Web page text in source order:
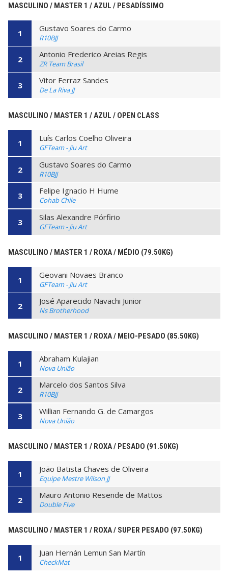
MASCULINO / MASTER 1 / AZUL / PESADÍSSIMO
1 Gustavo Soares do Carmo
R10BJJ
2 Antonio Frederico Areias Regis
ZR Team Brasil
3 Vitor Ferraz Sandes
De La Riva JJ
MASCULINO / MASTER 1 / AZUL / OPEN CLASS
1 Luís Carlos Coelho Oliveira
GFTeam - Jiu Art
2 Gustavo Soares do Carmo
R10BJJ
3 Felipe Ignacio H Hume
Cohab Chile
3 Silas Alexandre Pórfirio
GFTeam - Jiu Art
MASCULINO / MASTER 1 / ROXA / MÉDIO (79.50KG)
1 Geovani Novaes Branco
GFTeam - Jiu Art
2 José Aparecido Navachi Junior
Ns Brotherhood
MASCULINO / MASTER 1 / ROXA / MEIO-PESADO (85.50KG)
1 Abraham Kulajian
Nova União
2 Marcelo dos Santos Silva
R10BJJ
3 Willian Fernando G. de Camargos
Nova União
MASCULINO / MASTER 1 / ROXA / PESADO (91.50KG)
1 João Batista Chaves de Oliveira
Equipe Mestre Wilson JJ
2 Mauro Antonio Resende de Mattos
Double Five
MASCULINO / MASTER 1 / ROXA / SUPER PESADO (97.50KG)
1 Juan Hernán Lemun San Martín
CheckMat